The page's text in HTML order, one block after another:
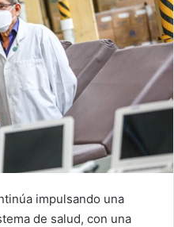
impulsando una
de salud, con una